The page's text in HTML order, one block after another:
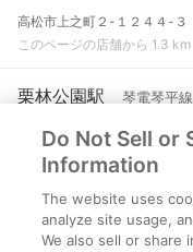
高松市上之町２-１２４４-３
このページの店舗から 1.3 km
栗林公園駅 琴電琴平線
高松市栗林町３-８３０
このページの店舗から 2.2 km
林道駅 琴電長尾線
高松市木太町１６０９-２
Do Not Sell or
Information
The website uses
analyze site usage,
We also sell or share